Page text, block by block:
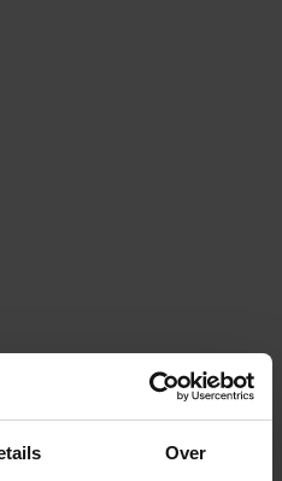
Over